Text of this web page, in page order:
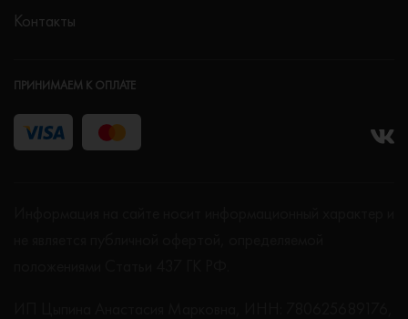
Контакты
ПРИНИМАЕМ К ОПЛАТЕ